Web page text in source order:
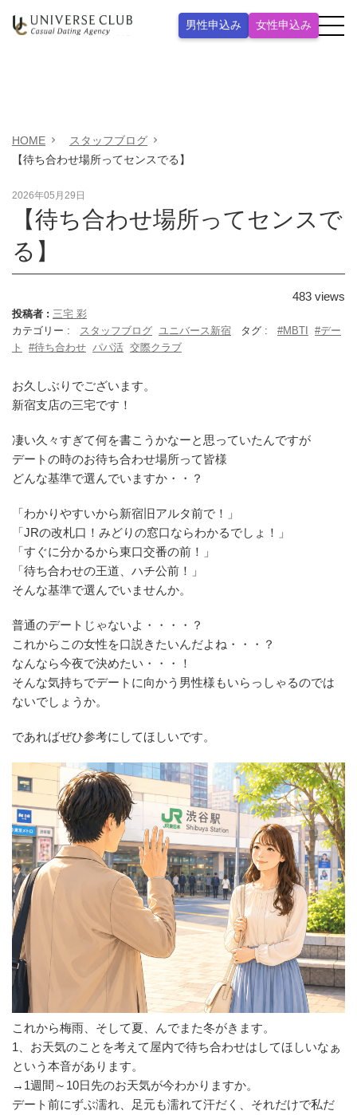
男性申込み 女性申込み
HOME
スタッフブログ
【待ち合わせ場所ってセンスでる】
2026年05月29日
【待ち合わせ場所ってセンスで
る】
483 views
投稿者 : 三宅 彩
カテゴリー :
スタッフブログ ユニバース新宿 タグ : #MBTI
#デー
ト
#待ち合わせ パパ活 交際クラブ
お久しぶりでございます。
新宿支店の三宅です！
凄い久々すぎて何を書こうかなーと思っていたんですが
デートの時のお待ち合わせ場所って皆様
どんな基準で選んでいますか・・？
「わかりやすいから新宿旧アルタ前で！」
「JRの改札口！みどりの窓口ならわかるでしょ！」
「すぐに分かるから東口交番の前！」
「待ち合わせの王道、ハチ公前！」
そんな基準で選んでいませんか。
普通のデートじゃないよ・・・・？
これからこの女性を口説きたいんだよね・・・？
なんなら今夜で決めたい・・・！
そんな気持ちでデートに向かう男性様もいらっしゃるのでは
ないでしょうか。
であればぜひ参考にしてほしいです。
これから梅雨、そして夏、んでまた冬がきます。
1、お天気のことを考えて屋内で待ち合わせはしてほしいなぁ
という本音があります。
→1週間～10日先のお天気が今わかりますか。
デート前にずぶ濡れ、足元も濡れて汗だく、それだけで私だ